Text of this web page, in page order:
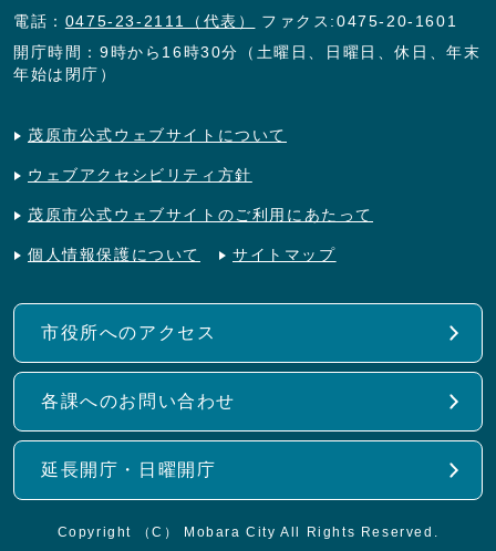
電話： 0475-23-2111（代表）
ファクス:0475-20-1601
開庁時間：9時から16時30分（土曜日、日曜日、休日、年末
年始は閉庁）
茂原市公式ウェブサイトについて
ウェブアクセシビリティ方針
茂原市公式ウェブサイトのご利用にあたって
個人情報保護について サイトマップ
市役所へのアクセス
各課へのお問い合わせ
延長開庁・日曜開庁
Copyright （C） Mobara City All Rights Reserved.